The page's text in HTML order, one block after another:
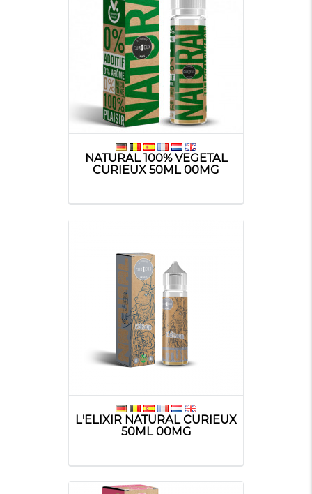
NATURAL 100% VEGETAL
CURIEUX 50ML 00MG
L'ELIXIR NATURAL CURIEUX
50ML 00MG